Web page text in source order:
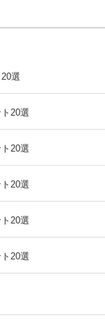
選
20選
20選
20選
20選
20選